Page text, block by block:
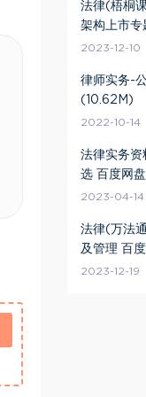
法律(梧桐
架构上市
2023-12-10
律师实务-
(10.62M)
2022-10-14
法律实务资
选 百度网
2023-04-14
法律(万法
及管理 百
2023-12-19